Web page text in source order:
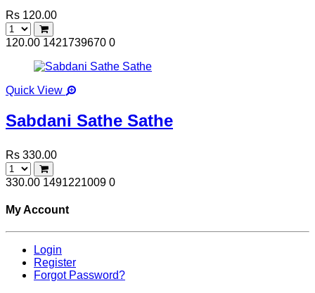
Rs 120.00
120.00 1421739670 0
Quick View
Sabdani Sathe Sathe
Rs 330.00
330.00 1491221009 0
My Account
Login
Register
Forgot Password?